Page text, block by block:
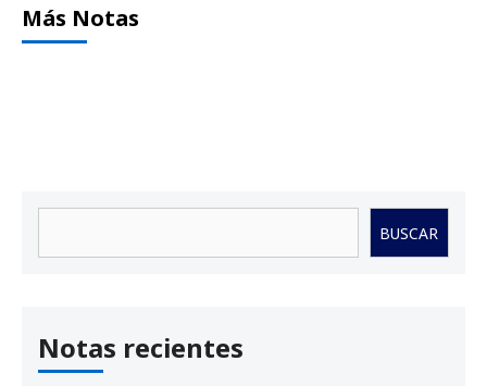
Más Notas
BUSCAR
Notas recientes